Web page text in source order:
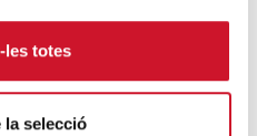
les totes
la selecció
silencio para que